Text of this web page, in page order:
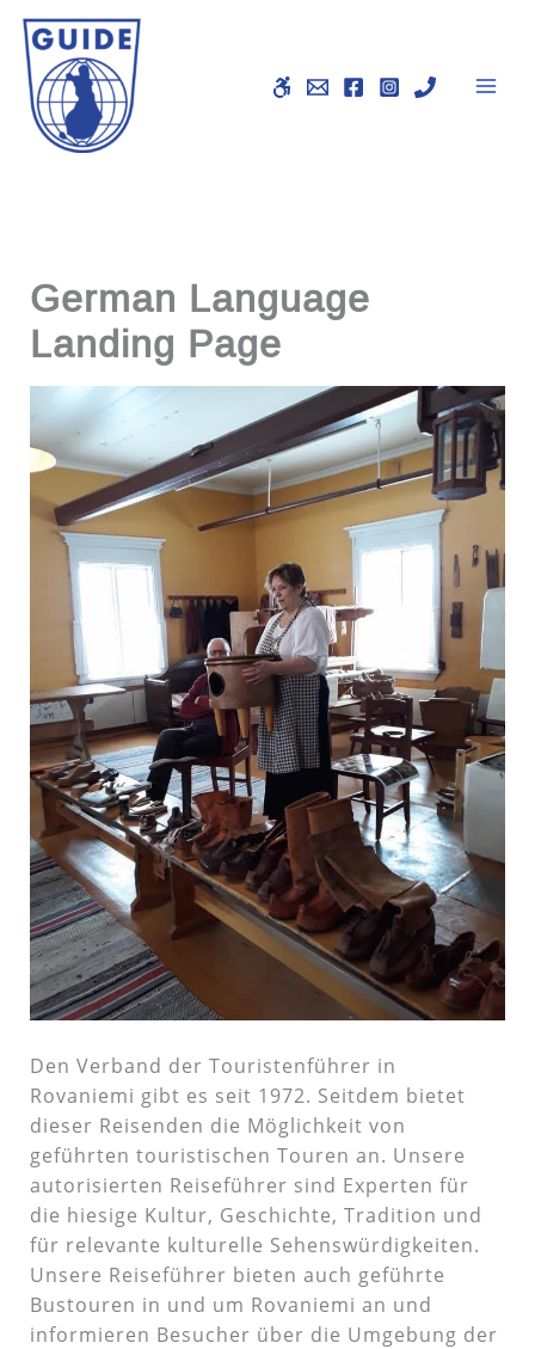
Skip
content
German Language
Landing Page
Den Verband der Touristenführer in
Rovaniemi gibt es seit 1972. Seitdem bietet
dieser Reisenden die Möglichkeit von
geführten touristischen Touren an. Unsere
autorisierten Reiseführer sind Experten für
die hiesige Kultur, Geschichte, Tradition und
für relevante kulturelle Sehenswürdigkeiten.
Unsere Reiseführer bieten auch geführte
Bustouren in und um Rovaniemi an und
informieren Besucher über die Umgebung der